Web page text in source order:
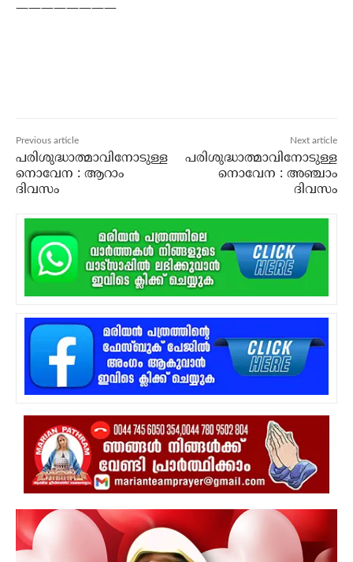
————————
Previous article
പരിശുദ്ധാത്മാവിനോടുള്ള
നൊവേന : ആറാം
ദിവസം
Next article
പരിശുദ്ധാത്മാവിനോടുള്ള
നൊവേന : അഞ്ചാം
ദിവസം